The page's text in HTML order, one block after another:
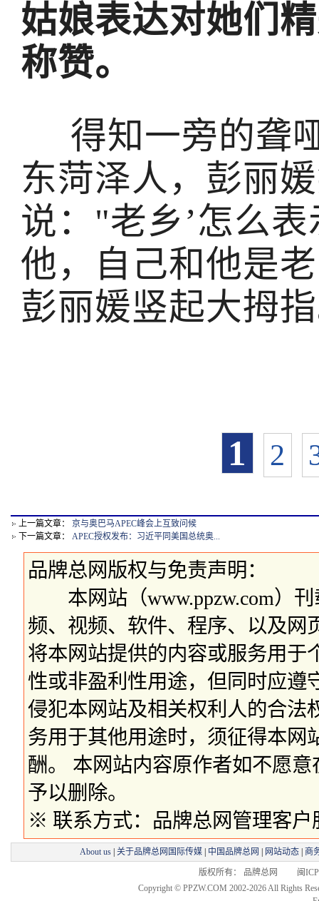
姑娘表达对她们
称赞。
得知一旁的聋
东菏泽人，彭丽
说："老乡’怎么
他，自己和他是
彭丽媛竖起大拇
1 2
上一篇文章： 京与奥巴马APEC峰会上互致问候
下一篇文章： APEC授权发布：习近平同美国总统奥...
品牌总网版权与免责声明：
本网站（www.ppzw.com）刊
频、视频、软件、程序、以及网
将本网站提供的内容或服务用于
性或非盈利性用途，但同时应遵
侵犯本网站及相关权利人的合法
务用于其他用途时，须征得本网
酬。 本网站内容原作者如不愿
予以删除。
※ 联系方式：品牌总网管理客户
About us 关于品牌总网国际传媒 中国品牌总网 网站动态 商
版权所有： 品牌总网 闽ICP
Copyright © PPZW.COM 2002-2026 All Rights